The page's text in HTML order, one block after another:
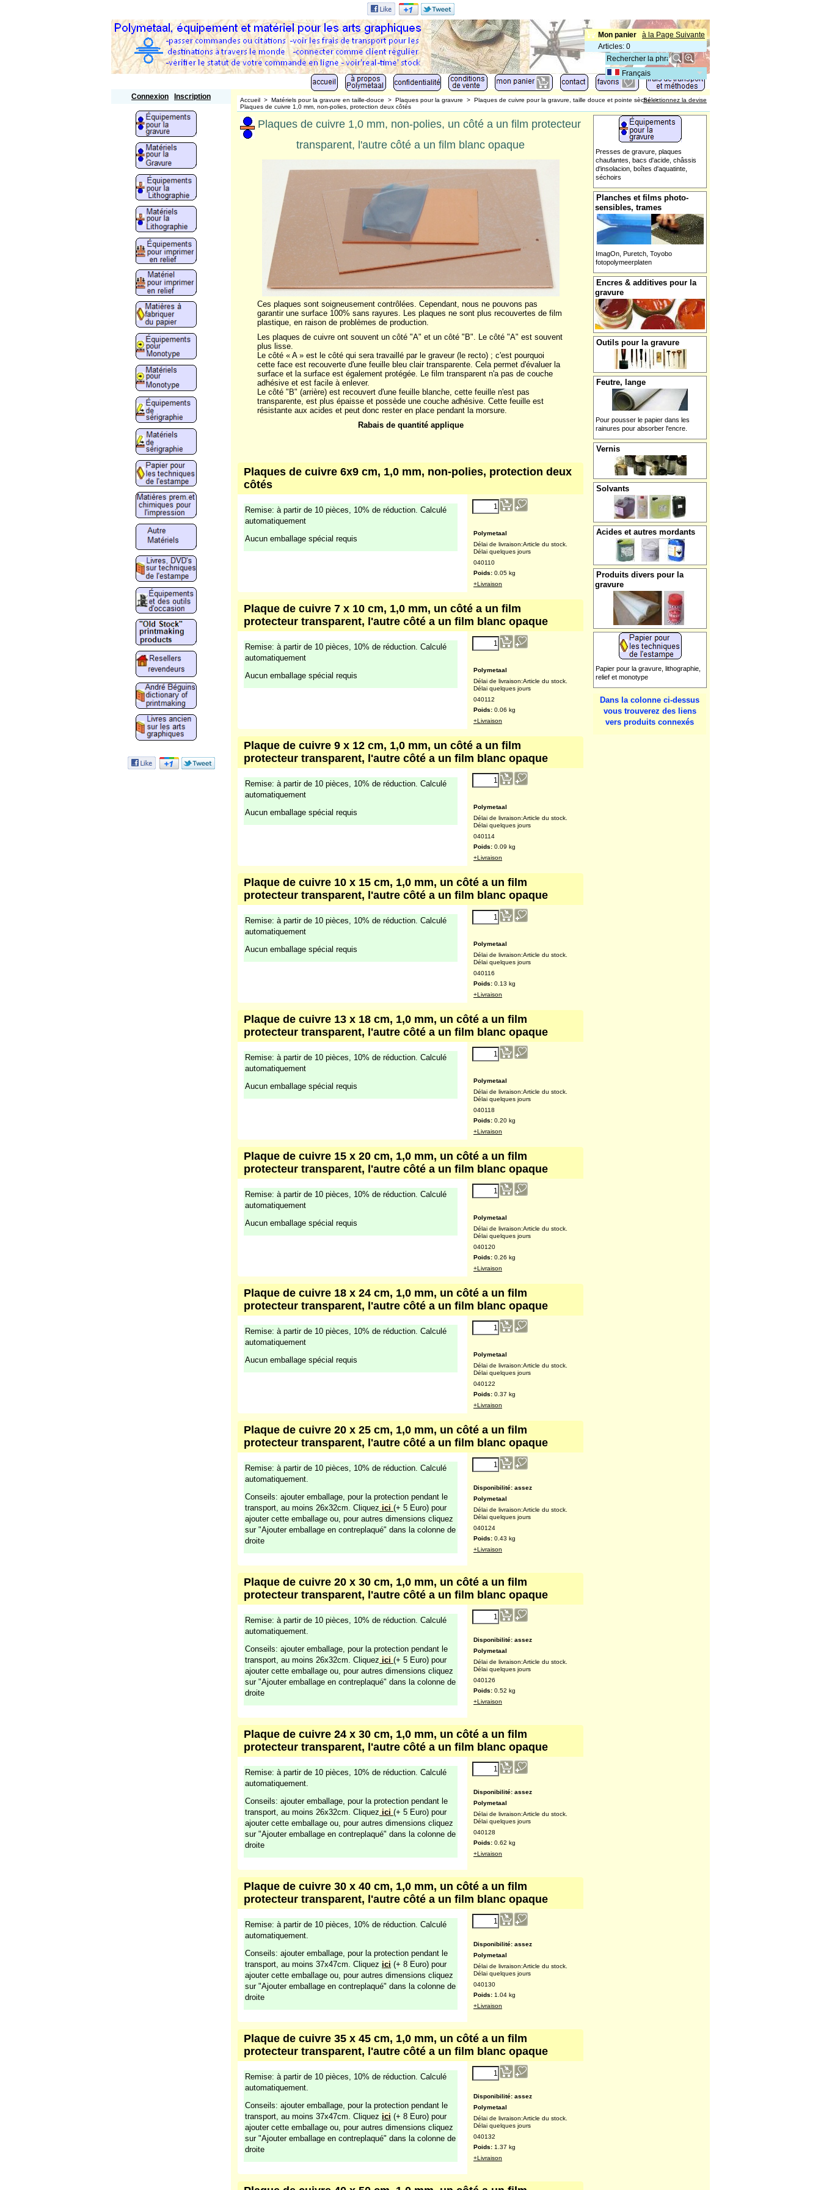
à la Page Suivante
Mon panier
Articles: 0
Français
Connexion Inscription Accueil > Matériels pour la gravure en taille-douce > Plaques pour la gravure > Plaques de cuivre pour la gravure, taille douce et pointe sèche>
Plaques de cuivre 1,0 mm, non-polies, protection deux côtés
Sélectionnez la devise
Plaques de cuivre 1,0 mm, non-polies, un côté a un film protecteur
transparent, l'autre côté a un film blanc opaque
Ces plaques sont soigneusement contrôlées. Cependant, nous ne pouvons pas
garantir une surface 100% sans rayures. Les plaques ne sont plus recouvertes de film
plastique, en raison de problèmes de production.
Les plaques de cuivre ont souvent un côté "A" et un côté "B". Le côté "A" est souvent
plus lisse.
Le côté « A » est le côté qui sera travaillé par le graveur (le recto) ; c'est pourquoi
cette face est recouverte d'une feuille bleu clair transparente. Cela permet d'évaluer la
surface et la surface est également protégée. Le film transparent n'a pas de couche
adhésive et est facile à enlever.
Le côté "B" (arrière) est recouvert d'une feuille blanche, cette feuille n'est pas
transparente, est plus épaisse et possède une couche adhésive. Cette feuille est
résistante aux acides et peut donc rester en place pendant la morsure.
Rabais de quantité applique
Plaques de cuivre 6x9 cm, 1,0 mm, non-polies, protection deux
côtés
2.26
(excl. TVA )
Polymetaal
Délai de livraison:
Délai quelques jours
040110
Poids:0.05 kg
+Livraison
Remise: à partir de 10 pièces, 10% de réduction. Calculé
automatiquement
Aucun emballage spécial requis
Plaque de cuivre 7 x 10 cm, 1,0 mm, un côté a un film
protecteur transparent, l'autre côté a un film blanc opaque
€2.56
(excl. TVA )
Polymetaal
Délai quelques jours
Poids:0.06 kg
+Livraison
Remise: à partir de 10 pièces, 10% de réduction. Calculé
Plaque de cuivre 9 x 12 cm, 1,0 mm, un côté a un film
protecteur transparent, l'autre côté a un film blanc opaque
€3.39
Polymetaal
Délai de livraison:Article du stock.
Délai quelques jours
040114
Poids:0.09
Aucun emballage spécial requis
Plaque de cuivre 10 x 15 cm, 1,0 mm, un côté a un film
protecteur transparent, l'autre côté a un film blanc opaque
€4.71
Polymetaal
Délai de livraison:Article du stock.
040116
Poids:
0.13
kg
+Livraison
automatiquement
Aucun emballage spécial requis
Plaque de cuivre 13 x 18 cm, 1,0 mm, un côté a un film
protecteur transparent, l'autre côté a un film blanc opaque
€7.34
(excl. TVA )
Délai de livraison:
Délai quelques jours
040118
Remise: à partir de 10 pièces, 10% de réduction. Calculé
automatiquement
Aucun emballage spécial requis
Plaque de cuivre 15 x 20 cm, 1,0 mm, un côté a un film
protecteur transparent, l'autre côté a un film blanc opaque
€9.41
(excl. TVA )
Polymetaal
Délai de livraison:
Délai quelques jours
040120
+Livraison
Remise: à partir de 10 pièces, 10% de réduction. Calculé
automatiquement
Aucun emballage spécial requis
Plaque de cuivre 18 x 24 cm, 1,0 mm, un côté a un film
protecteur transparent, l'autre côté a un film blanc opaque
Polymetaal
Délai de livraison:
Poids:
kg
automatiquement
Aucun emballage spécial requis
Plaque de cuivre 20 x 25 cm, 1,0 mm, un côté a un film
protecteur transparent, l'autre côté a un film blanc opaque
14.64
Délai quelques jours
040124
Poids: 0.43 kg
+Livraison
Remise: à partir de 10 pièces, 10% de réduction. Calculé
automatiquement.
Conseils: ajouter emballage, pour la protection pendant le
transport, au moins 26x32cm. Cliquez
droite
Plaque de cuivre 20 x 30 cm, 1,0 mm, un côté a un film
protecteur transparent, l'autre côté a un film blanc opaque
€17.57
Polymetaal
Délai de livraison:Article du stock.
Délai quelques jours
040126
0.52 kg
+Livraison
Remise: à partir de 10 pièces, 10% de réduction. Calculé
automatiquement.
sur "Ajouter emballage en contreplaqué" dans la colonne de
droite
Plaque de cuivre 24 x 30 cm, 1,0 mm, un côté a un film
protecteur transparent, l'autre côté a un film blanc opaque
€21.08
(excl. TVA )
Disponibilité: assez
Polymetaal
Délai de livraison:Article du stock.
Délai quelques jours
040128
+Livraison
Remise: à partir de 10 pièces, 10% de réduction. Calculé
Conseils: ajouter emballage, pour la protection pendant le
transport, au moins 26x32cm. Cliquez
(+ 5 Euro) pour
ajouter cette emballage ou, pour autres dimensions cliquez
sur "Ajouter emballage en contreplaqué" dans la colonne de
Plaque de cuivre 30 x 40 cm, 1,0 mm, un côté a un film
protecteur transparent, l'autre côté a un film blanc opaque
€35.15
Remise: à partir de 10 pièces, 10% de réduction. Calculé
automatiquement.
Presses de gravure, plaques
chaufantes, bacs d'acide, châssis
d'insolacion, boîtes d'aquatinte,
séchoirs
Planches et films photo-
sensibles, trames
ImagOn, Puretch, Toyobo
fotopolymeerplaten
Encres & additives pour la
gravure
Outils pour la gravure
Feutre, lange
Pour pousser le papier dans les
rainures pour absorber l'encre.
Vernis
Solvants
Acides et autres mordants
Produits divers pour la
gravure
Papier pour la gravure, lithographie,
relief et monotype
Dans la colonne ci-dessus
vous trouverez des liens
vers produits connexés